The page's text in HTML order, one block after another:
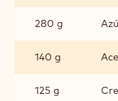
280 g
140 g
125 g